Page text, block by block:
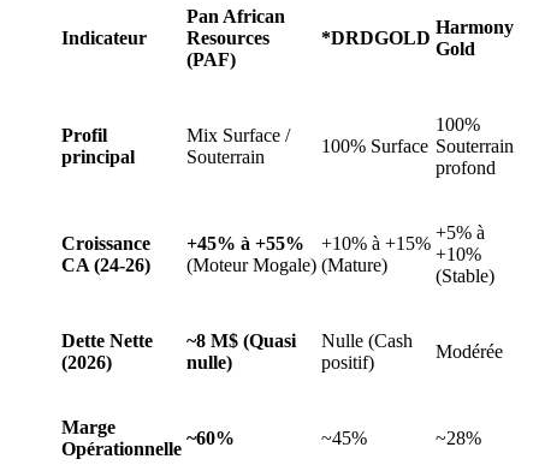
Indicateur
Pan African
Resources
(PAF)
*DRDGOLD
Harmony
Gold
Profil
principal
Mix Surface /
Souterrain
100% Surface
100%
Souterrain
profond
Croissance
CA (24-26)
+45% à +55%
(Moteur Mogale)
+10% à +15%
(Mature)
+5% à
+10%
(Stable)
Dette Nette
(2026)
~8 M$ (Quasi
nulle)
Nulle (Cash
positif)
Modérée
Marge
Opérationnelle
~60% ~45% ~28%